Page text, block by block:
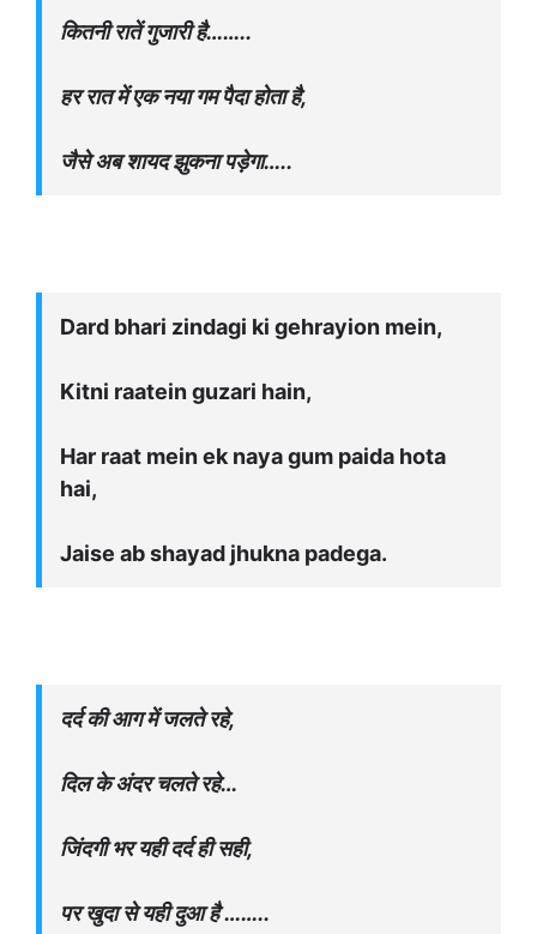
कितनी रातें गुजारी है……..
हर रात में एक नया गम पैदा होता है,
जैसे अब शायद झुकना पड़ेगा…..
Dard bhari zindagi ki gehrayion mein,
Kitni raatein guzari hain,
Har raat mein ek naya gum paida hota
hai,
Jaise ab shayad jhukna padega.
दर्द की आग में जलते रहे,
दिल के अंदर चलते रहे…
जिंदगी भर यही दर्द ही सही,
पर खुदा से यही दुआ है ……..